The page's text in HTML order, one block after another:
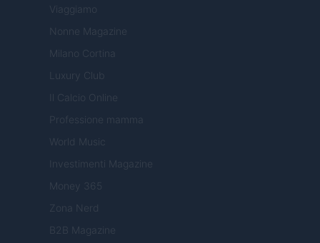
Viaggiamo
Nonne Magazine
Milano Cortina
Luxury Club
Il Calcio Online
Professione mamma
World Music
Investimenti Magazine
Money 365
Zona Nerd
B2B Magazine